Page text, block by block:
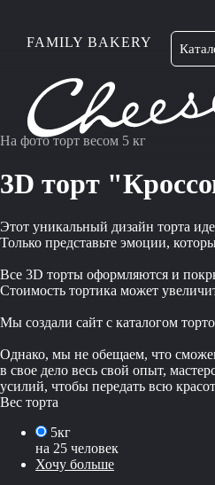
FAMILY BAKERY
На фото торт весом 5 кг
3D торт
Этот уникальный дизайн торта
Только представьте эмоции,
Все 3D торты оформляются и
Стоимость тортика может
Мы создали сайт с каталогом
Однако, мы не обещаем, что
в свое дело весь свой опыт,
усилий, чтобы передать всю
Вес торта
5кг
на 25 человек
Хочу больше